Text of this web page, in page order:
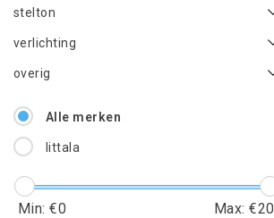
stelton
verlichting
overig
Alle merken
Iittala
Min: €0 Max: €